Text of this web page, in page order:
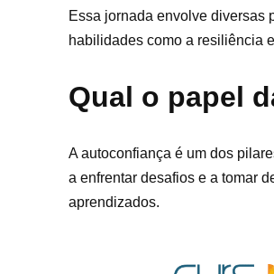
Essa jornada envolve diversas
habilidades como a resiliência
Qual o papel
A autoconfiança é um dos
a enfrentar desafios e a tomar
aprendizados.